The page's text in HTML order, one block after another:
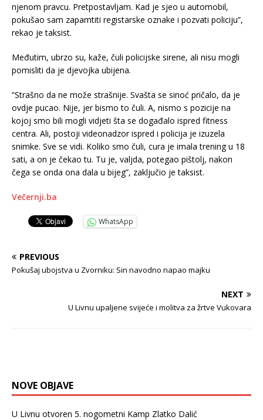
njenom pravcu. Pretpostavljam. Kad je sjeo u automobil,
pokušao sam zapamtiti registarske oznake i pozvati policiju”,
rekao je taksist.
Međutim, ubrzo su, kaže, čuli policijske sirene, ali nisu mogli
pomisliti da je djevojka ubijena.
“Strašno da ne može strašnije. Svašta se sinoć pričalo, da je
ovdje pucao. Nije, jer bismo to čuli. A, nismo s pozicije na
kojoj smo bili mogli vidjeti šta se događalo ispred fitness
centra. Ali, postoji videonadzor ispred i policija je izuzela
snimke. Sve se vidi. Koliko smo čuli, cura je imala trening u 18
sati, a on je čekao tu. Tu je, valjda, potegao pištolj, nakon
čega se onda ona dala u bijeg”, zaključio je taksist.
Večernji.ba
WhatsApp
PREVIOUS
Pokušaj ubojstva u Zvorniku: Sin navodno napao majku
NEXT
U Livnu upaljene svijeće i molitva za žrtve Vukovara
NOVE OBJAVE
U Livnu otvoren 5. nogometni Kamp Zlatko Dalić